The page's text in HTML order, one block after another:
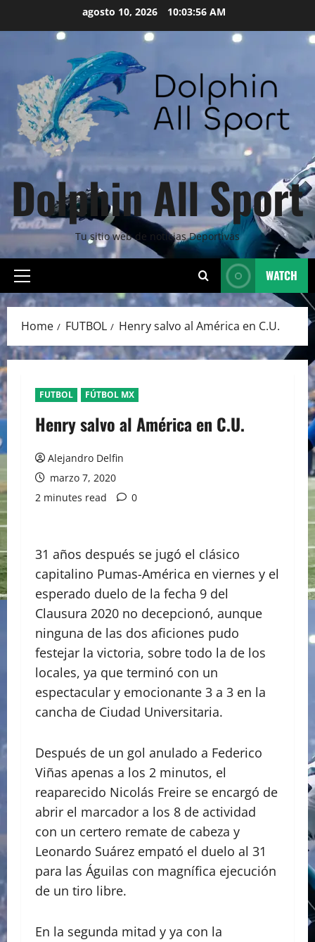
agosto 10, 2026 10:03:57 AM
Dolphin All Sport
Tu sitio web de noticias Deportivas
Primary
Menu
WATCH
Home FUTBOL Henry salvo al América en C.U.
FUTBOL FÚTBOL MX
Henry salvo al América en C.U.
Alejandro Delfin
marzo 7, 2020
2 minutes read
0
31 años después se jugó el clásico
capitalino Pumas-América en viernes y el
esperado duelo de la fecha 9 del
Clausura 2020 no decepcionó, aunque
ninguna de las dos aficiones pudo
festejar la victoria, sobre todo la de los
locales, ya que terminó con un
espectacular y emocionante 3 a 3 en la
cancha de Ciudad Universitaria.
Después de un gol anulado a Federico
Viñas apenas a los 2 minutos, el
reaparecido Nicolás Freire se encargó de
abrir el marcador a los 8 de actividad
con un certero remate de cabeza y
Leonardo Suárez empató el duelo al 31
para las Águilas con magnífica ejecución
de un tiro libre.
En la segunda mitad y ya con la